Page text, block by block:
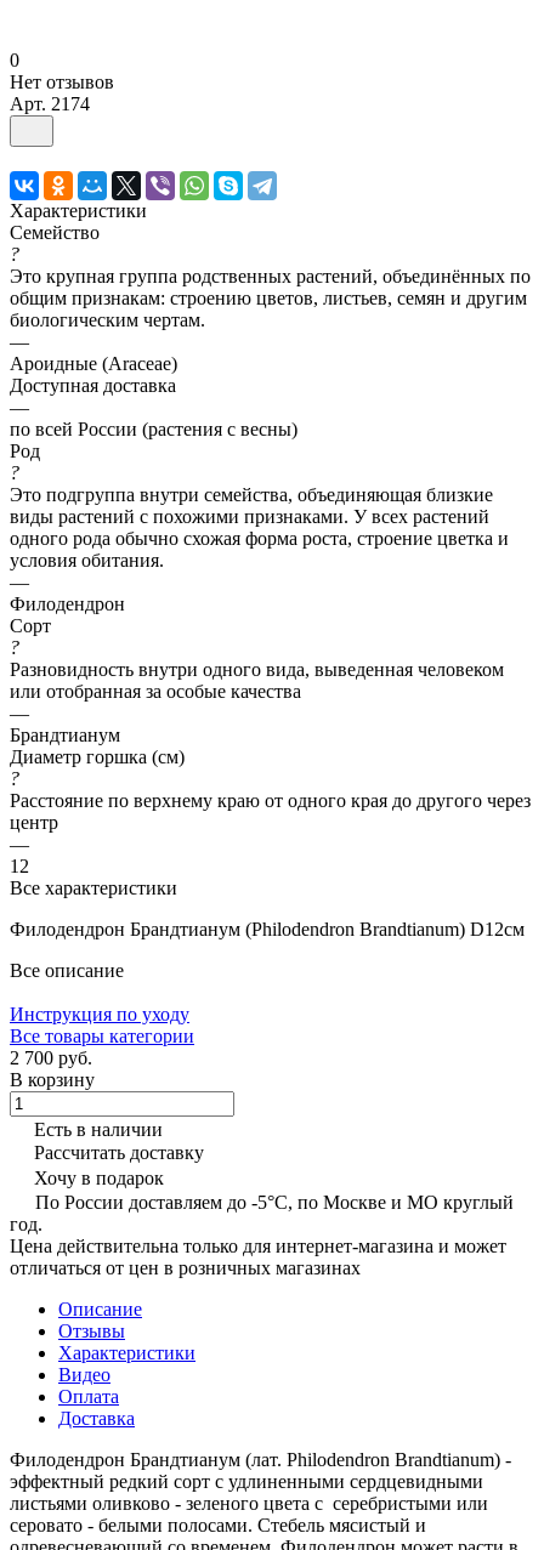
0
Нет отзывов
Арт. 2174
Характеристики
Семейство
?
Это крупная группа родственных растений, объединённых по
общим признакам: строению цветов, листьев, семян и другим
биологическим чертам.
—
Ароидные (Araceae)
Доступная доставка
—
по всей России (растения с весны)
Род
?
Это подгруппа внутри семейства, объединяющая близкие
виды растений с похожими признаками. У всех растений
одного рода обычно схожая форма роста, строение цветка и
условия обитания.
—
Филодендрон
Сорт
?
Разновидность внутри одного вида, выведенная человеком
или отобранная за особые качества
—
Брандтианум
Диаметр горшка (см)
?
Расстояние по верхнему краю от одного края до другого через
центр
—
12
Все характеристики
Филодендрон Брандтианум (Philodendron Brandtianum) D12см
Все описание
Инструкция по уходу
Все товары категории
2 700 руб.
В корзину
Есть в наличии
Рассчитать доставку
Хочу в подарок
По России доставляем до -5°C, по Москве и МО круглый
год.
Цена действительна только для интернет-магазина и может
отличаться от цен в розничных магазинах
Описание
Отзывы
Характеристики
Видео
Оплата
Доставка
Филодендрон Брандтианум (лат. Philodendron Brandtianum) -
эффектный редкий сорт с удлиненными сердцевидными
листьями оливково - зеленого цвета с серебристыми или
серовато - белыми полосами. Стебель мясистый и